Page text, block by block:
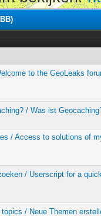
to the GeoLeaks
/ Was ist
/ Access to solutions of
/ Userscript for a
/ Neue Themen